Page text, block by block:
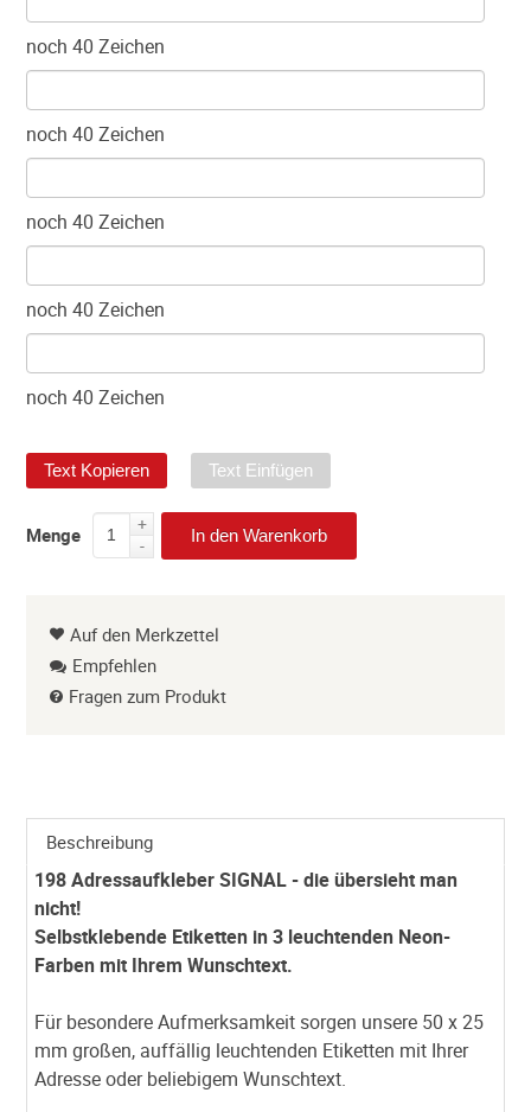
noch40 Zeichen
noch40 Zeichen
noch40 Zeichen
noch40 Zeichen
noch40 Zeichen
Text Kopieren Text Einfügen
Menge
+
-
In den Warenkorb
Auf den Merkzettel
Empfehlen
Fragen zum Produkt
Beschreibung
198 Adressaufkleber SIGNAL - die übersieht man
nicht!
Selbstklebende Etiketten in 3 leuchtenden Neon-
Farben mit Ihrem Wunschtext.
Für besondere Aufmerksamkeit sorgen unsere 50 x 25
mm großen, auffällig leuchtenden Etiketten mit Ihrer
Adresse oder beliebigem Wunschtext.